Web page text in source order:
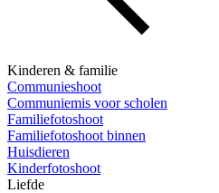
Kinderen & familie
Communieshoot
Communiemis voor scholen
Familiefotoshoot
Familiefotoshoot binnen
Huisdieren
Kinderfotoshoot
Liefde